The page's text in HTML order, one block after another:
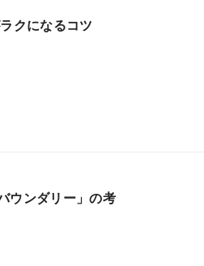
クになるコツ
ウンダリー」の考